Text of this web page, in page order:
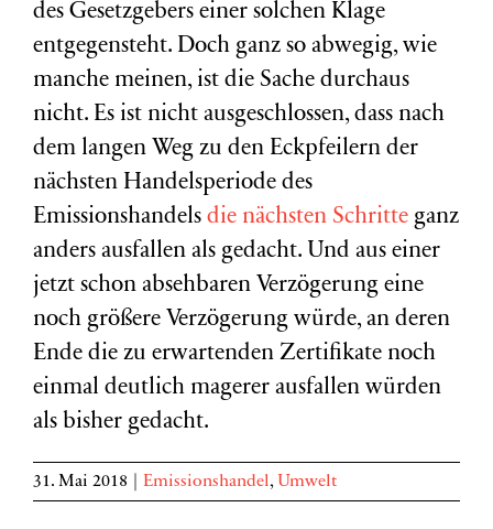
des Gesetzgebers einer solchen Klage
entgegensteht. Doch ganz so abwegig, wie
manche meinen, ist die Sache durchaus
nicht. Es ist nicht ausgeschlossen, dass nach
dem langen Weg zu den Eckpfeilern der
nächsten Handelsperiode des
Emissionshandels die nächsten Schritte ganz
anders ausfallen als gedacht. Und aus einer
jetzt schon absehbaren Verzögerung eine
noch größere Verzögerung würde, an deren
Ende die zu erwartenden Zertifikate noch
einmal deutlich magerer ausfallen würden
als bisher gedacht.
31. Mai 2018 Emissionshandel, Umwelt